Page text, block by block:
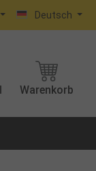
Deutsch
Warenkorb